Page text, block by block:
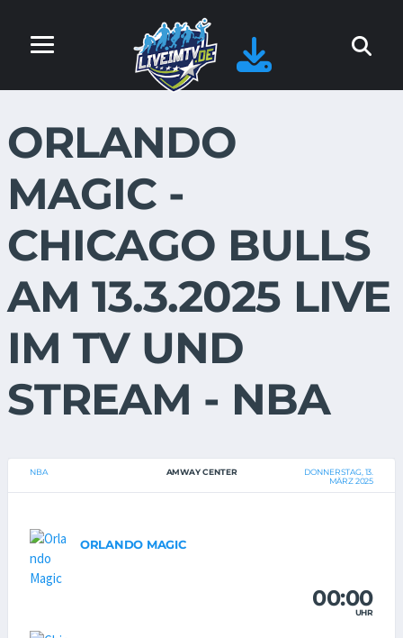
ORLANDO
MAGIC -
CHICAGO BULLS
AM 13.3.2025 LIVE
IM TV UND
STREAM - NBA
NBA AMWAY CENTER
DONNERSTAG, 13.
MÄRZ 2025
ORLANDO MAGIC
00:00
UHR